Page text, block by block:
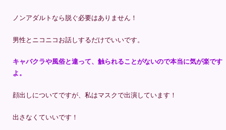
ノンアダルトなら脱ぐ必要はありません！
男性とニコニコお話しするだけでいいです。
キャバクラや風俗と違って、触られることがないので本当に気が楽です
よ。
顔出しについてですが、私はマスクで出演しています！
出さなくていいです！